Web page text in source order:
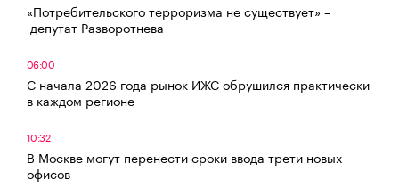
«Потребительского терроризма не существует» –
депутат Разворотнева
06:00
С начала 2026 года рынок ИЖС обрушился практически
в каждом регионе
10:32
В Москве могут перенести сроки ввода трети новых
офисов